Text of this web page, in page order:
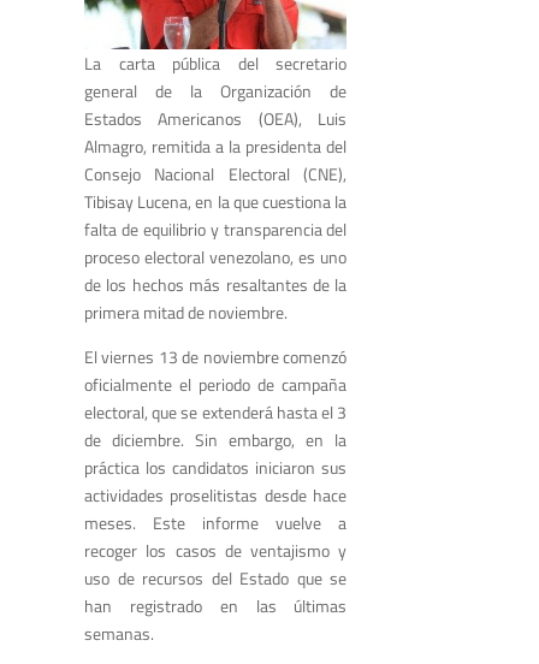
La carta pública del secretario
general de la Organización de
Estados Americanos (OEA), Luis
Almagro, remitida a la presidenta del
Consejo Nacional Electoral (CNE),
Tibisay Lucena, en la que cuestiona la
falta de equilibrio y transparencia del
proceso electoral venezolano, es uno
de los hechos más resaltantes de la
primera mitad de noviembre.
El viernes 13 de noviembre comenzó
oficialmente el periodo de campaña
electoral, que se extenderá hasta el 3
de diciembre. Sin embargo, en la
práctica los candidatos iniciaron sus
actividades proselitistas desde hace
meses. Este informe vuelve a
recoger los casos de ventajismo y
uso de recursos del Estado que se
han registrado en las últimas
semanas.